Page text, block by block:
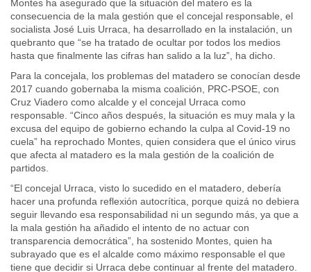
Montes ha asegurado que la situación del matero es la
consecuencia de la mala gestión que el concejal responsable, el
socialista José Luis Urraca, ha desarrollado en la instalación, un
quebranto que “se ha tratado de ocultar por todos los medios
hasta que finalmente las cifras han salido a la luz”, ha dicho.
Para la concejala, los problemas del matadero se conocían desde
2017 cuando gobernaba la misma coalición, PRC-PSOE, con
Cruz Viadero como alcalde y el concejal Urraca como
responsable. “Cinco años después, la situación es muy mala y la
excusa del equipo de gobierno echando la culpa al Covid-19 no
cuela” ha reprochado Montes, quien considera que el único virus
que afecta al matadero es la mala gestión de la coalición de
partidos.
“El concejal Urraca, visto lo sucedido en el matadero, debería
hacer una profunda reflexión autocrítica, porque quizá no debiera
seguir llevando esa responsabilidad ni un segundo más, ya que a
la mala gestión ha añadido el intento de no actuar con
transparencia democrática”, ha sostenido Montes, quien ha
subrayado que es el alcalde como máximo responsable el que
tiene que decidir si Urraca debe continuar al frente del matadero.